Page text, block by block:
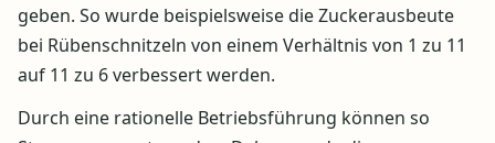
geben. So wurde beispielsweise die Zuckerausbeute
bei Rübenschnitzeln von einem Verhältnis von 1 zu 11
auf 11 zu 6 verbessert werden.
Durch eine rationelle Betriebsführung können so